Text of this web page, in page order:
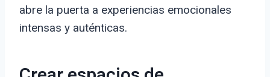
abre la puerta a experiencias emocionales
intensas y auténticas.